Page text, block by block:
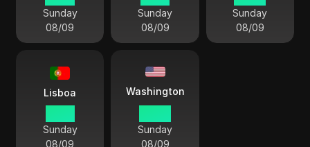
Sunday
08/09
Sunday
08/09
Sunday
08/09
Lisboa
Sunday
08/09
Washington
Sunday
08/09